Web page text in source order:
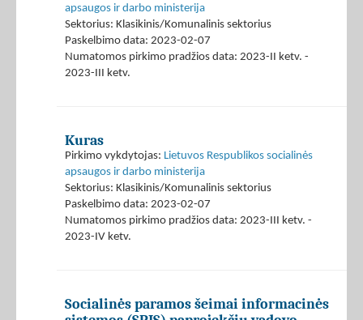
apsaugos ir darbo ministerija
Sektorius: Klasikinis/Komunalinis sektorius
Paskelbimo data: 2023-02-07
Numatomos pirkimo pradžios data: 2023-II ketv. -
2023-III ketv.
Kuras
Pirkimo vykdytojas: Lietuvos Respublikos socialinės
apsaugos ir darbo ministerija
Sektorius: Klasikinis/Komunalinis sektorius
Paskelbimo data: 2023-02-07
Numatomos pirkimo pradžios data: 2023-III ketv. -
2023-IV ketv.
Socialinės paramos šeimai informacinės